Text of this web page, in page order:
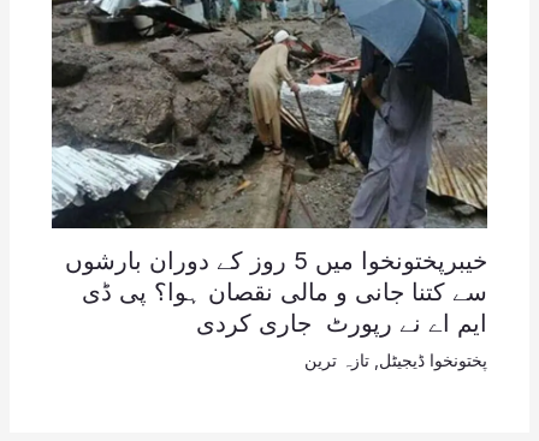
خیبرپختونخوا میں 5 روز کے دوران بارشوں
سے کتنا جانی و مالی نقصان ہوا؟ پی ڈی
ایم اے نے رپورٹ جاری کردی
پختونخوا ڈیجیٹل تازہ ترین